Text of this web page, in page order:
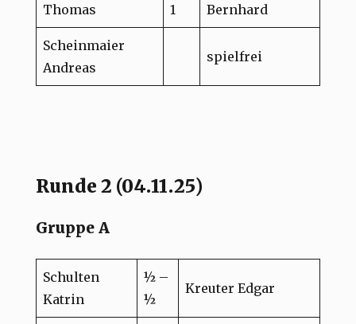
Thomas
1
Bernhard
Scheinmaier
Andreas
spielfrei
Runde 2 (04.11.25)
Gruppe A
Schulten
Katrin
½ –
½
Kreuter Edgar